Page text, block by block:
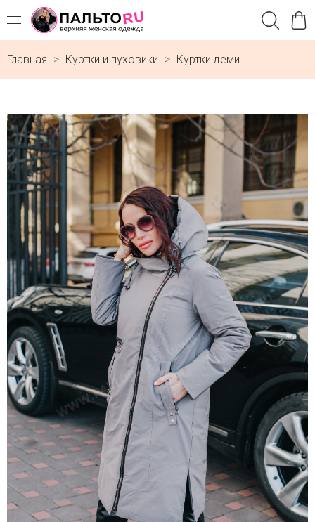
Главная Куртки и пуховики Куртки деми